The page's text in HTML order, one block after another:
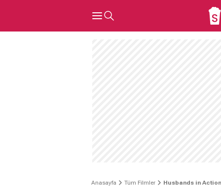
Anasayfa Tüm Filmler Husbands in Action